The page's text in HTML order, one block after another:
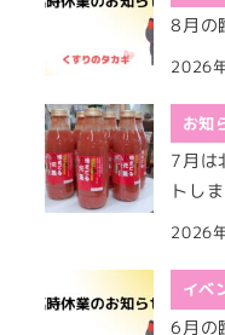
8月の
2026
お知
7月は
トし
2026
イベ
6月の